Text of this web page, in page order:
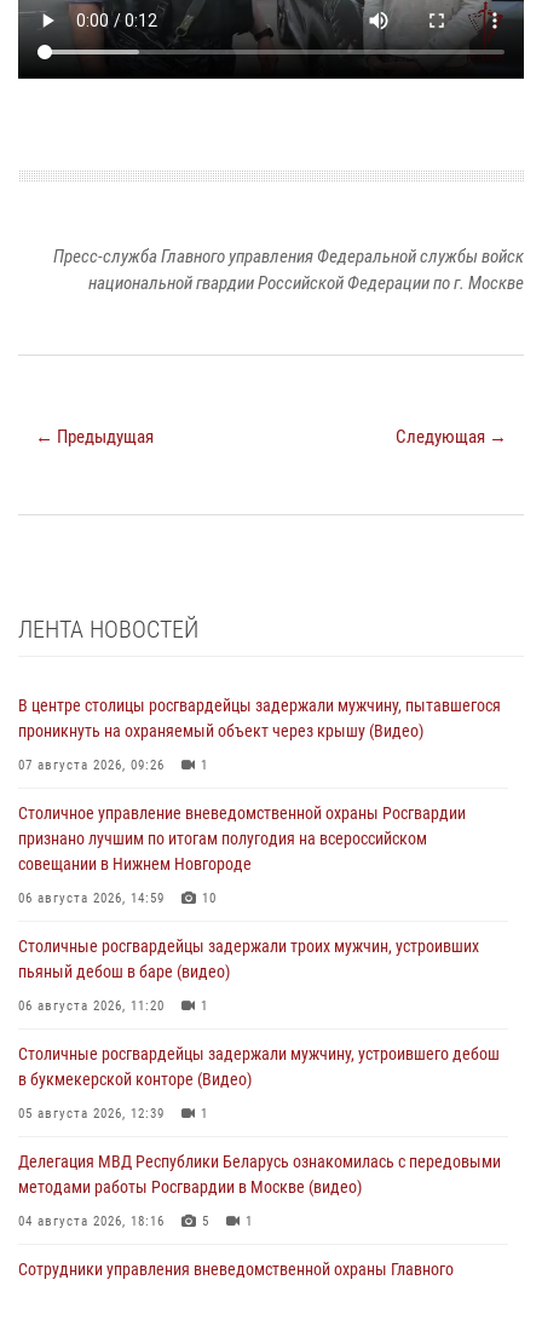
Пресс-служба Главного управления Федеральной службы войск
национальной гвардии Российской Федерации по г. Москве
← Предыдущая Следующая →
ЛЕНТА НОВОСТЕЙ
В центре столицы росгвардейцы задержали мужчину, пытавшегося
проникнуть на охраняемый объект через крышу (Видео)
07 августа 2026, 09:26 1
Столичное управление вневедомственной охраны Росгвардии
признано лучшим по итогам полугодия на всероссийском
совещании в Нижнем Новгороде
06 августа 2026, 14:59 10
Столичные росгвардейцы задержали троих мужчин, устроивших
пьяный дебош в баре (видео)
06 августа 2026, 11:20 1
Столичные росгвардейцы задержали мужчину, устроившего дебош
в букмекерской конторе (Видео)
05 августа 2026, 12:39 1
Делегация МВД Республики Беларусь ознакомилась с передовыми
методами работы Росгвардии в Москве (видео)
04 августа 2026, 18:16 5 1
Сотрудники управления вневедомственной охраны Главного